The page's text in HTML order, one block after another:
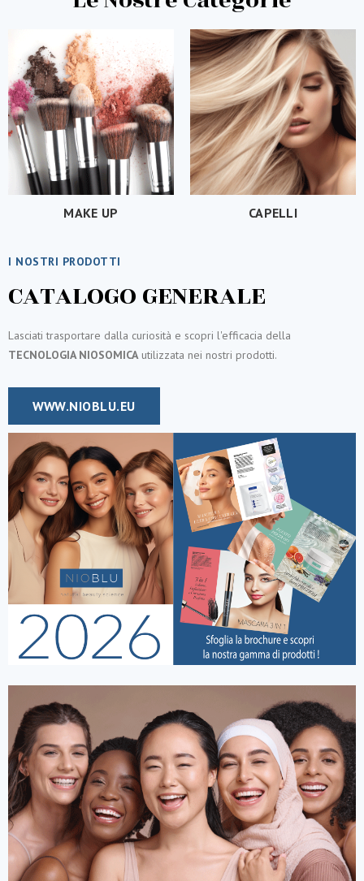
MAKE UP CAPELLI
I NOSTRI PRODOTTI
CATALOGO GENERALE
Lasciati trasportare dalla curiosità e scopri l'efficacia della
TECNOLOGIA NIOSOMICAutilizzata nei nostri prodotti.
WWW.NIOBLU.EU